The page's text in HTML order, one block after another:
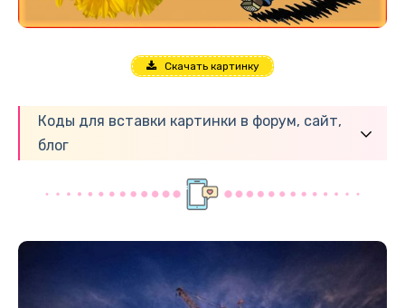
Скачать картинку
Коды для вставки картинки в форум, сайт,
блог